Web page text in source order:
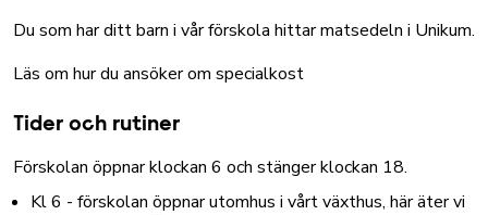
Du som har ditt barn i vår förskola hittar matsedeln i Unikum.
Läs om hur du ansöker om specialkost
Tider och rutiner
Förskolan öppnar klockan 6 och stänger klockan 18.
Kl 6 - förskolan öppnar utomhus i vårt växthus, här äter vi